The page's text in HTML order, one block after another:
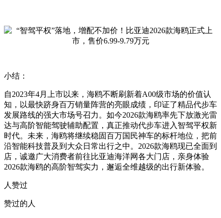
小结：
自2023年4月上市以来，海鸥不断刷新着A00级市场的价值认
知，以最快跻身百万销量阵营的亮眼成绩，印证了精品代步车
发展路线的强大市场号召力。如今2026款海鸥率先下放激光雷
达与高阶智能驾驶辅助配置，真正推动代步车进入智驾平权新
时代。未来，海鸥将继续稳固百万国民神车的标杆地位，把前
沿智能科技普及到大众日常出行之中。2026款海鸥现已全面到
店，诚邀广大消费者前往比亚迪海洋网各大门店，亲身体验
2026款海鸥的高阶智驾实力，邂逅全维越级的出行新体验。
人赞过
赞过的人